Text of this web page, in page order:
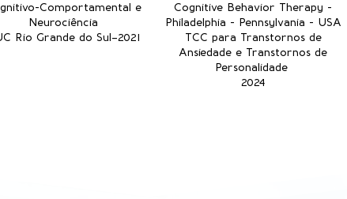
Comportamental e
Neurociência
Rio Grande do Sul–2021
Cognitive Behavior Therapy -
Philadelphia - Pennsylvania - USA
TCC para Transtornos de
Ansiedade e Transtornos de
Personalidade
2024